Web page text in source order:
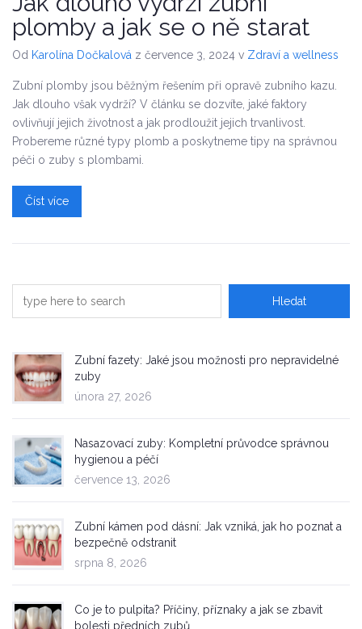
plomby a jak se o ně starat
Od Karolína Dočkalová z července 3, 2024 v Zdraví a wellness
Zubní plomby jsou běžným řešením při opravě zubního kazu.
Jak dlouho však vydrží? V článku se dozvíte, jaké faktory
ovlivňují jejich životnost a jak prodloužit jejich trvanlivost.
Probereme různé typy plomb a poskytneme tipy na správnou
péči o zuby s plombami.
Číst více
Zubní fazety: Jaké jsou možnosti pro nepravidelné
zuby
února 27, 2026
Nasazovací zuby: Kompletní průvodce správnou
hygienou a péčí
července 13, 2026
Zubní kámen pod dásní: Jak vzniká, jak ho poznat a
bezpečně odstranit
srpna 8, 2026
Co je to pulpita? Příčiny, příznaky a jak se zbavit
bolesti předních zubů